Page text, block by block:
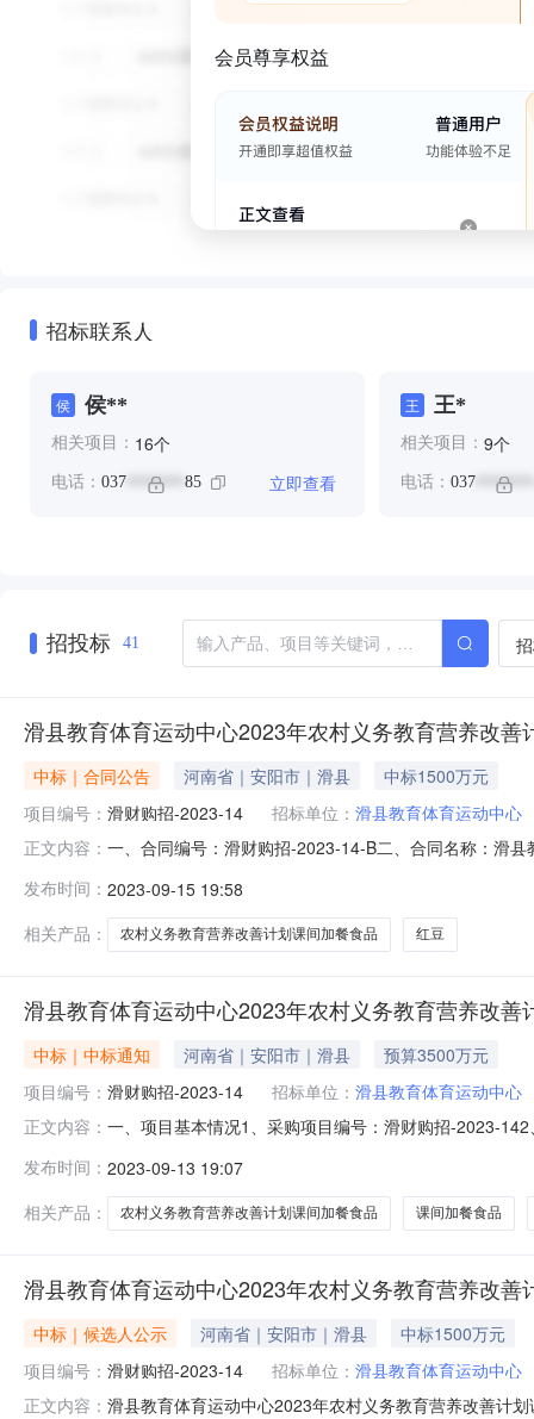
会员尊享权益
招标联系人
侯 侯**
相关项目： 16个
电话： 037 ******* 85 立即查看
王 王*
相关项目： 9个
电话： 037 *******
招投标 41
滑县教育体育运动中心2023年农村义务教育营养改
中标｜合同公告 河南省｜安阳市｜滑县
中标1500万元
项目编号： 滑财购招-2023-14 招标单位： 滑县教育体育运动中心
正文内容： 一、合同编号：滑财购招-2023-14-B二、合同名称：滑
址：滑县滑州路中段联系人：王皓联系方式：0372-
郑伟锋联
发布时间： 2023-09-15 19:58
相关产品：
农村义务教育营养改善计划课间加餐食品 红豆
滑县教育体育运动中心2023年农村义务教育营养改
中标｜中标通知 河南省｜安阳市｜滑县
预算3500万元
项目编号： 滑财购招-2023-14 招标单位： 滑县教育体育运动中心
正文内容： 一、项目基本情况1、采购项目编号：滑财购招-2023-
包。2、采购标准：5元/生/天。预计50000人200天，采
发布时间： 2023-09-13 19:07
相关产品：
农村义务教育营养改善计划课间加餐食品 课间加餐食品
滑县教育体育运动中心2023年农村义务教育营养改
中标｜候选人公示 河南省｜安阳市｜滑县
中标1500万元
项目编号： 滑财购招-2023-14 招标单位： 滑县教育体育运动中心
正文内容： 滑县教育体育运动中心2023年农村义务教育营养改善计